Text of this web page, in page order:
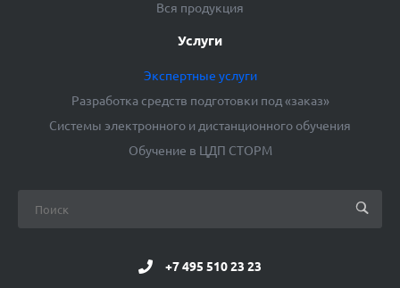
Вся продукция
Услуги
Экспертные услуги
Разработка средств подготовки под «заказ»
Системы электронного и дистанционного обучения
Обучение в ЦДП СТОРМ
+7 495 510 23 23